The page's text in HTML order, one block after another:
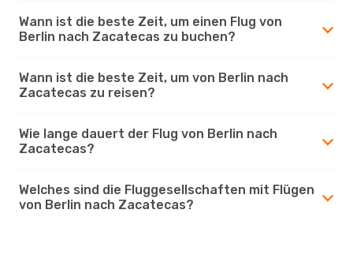
Wann ist die beste Zeit, um einen Flug von
Berlin nach Zacatecas zu buchen?
Wann ist die beste Zeit, um von Berlin nach
Zacatecas zu reisen?
Wie lange dauert der Flug von Berlin nach
Zacatecas?
Welches sind die Fluggesellschaften mit Flügen
von Berlin nach Zacatecas?